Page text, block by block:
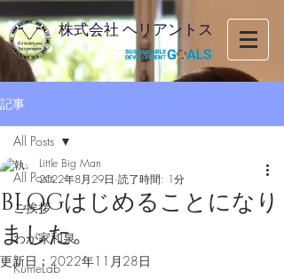
株式会社 ヘリアントス
記事
All Posts
ご挨拶
わが家和泉
KumeLab
All Posts
BLOGはじめることになり
ました。
Little Big Man
2022年8月29日 読了時間: 1分
更新日： 2022年11月28日